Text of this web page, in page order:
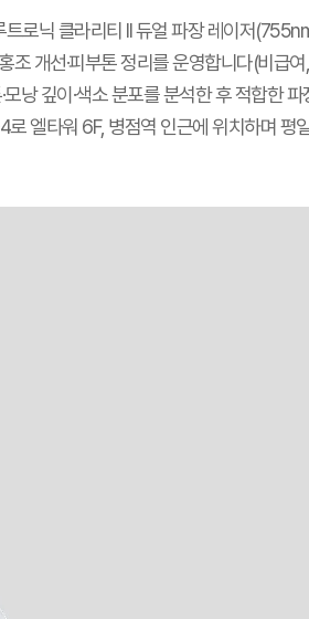
로닉 클라리티 II 듀얼 파장 레이저
조 개선·피부톤 정리를 운영합니다(비급
낭 깊이·색소 분포를 분석한 후 적합한
로 엘타워 6F, 병점역 인근에 위치하며 평